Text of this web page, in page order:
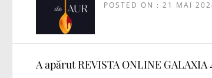
POSTED ON : 21 MAI
A apărut REVISTA ONLINE GALAXIA